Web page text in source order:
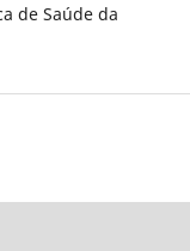
de Saúde da